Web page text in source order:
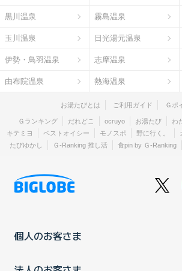
黒川温泉 霧島温泉
玉川温泉 日光湯元温泉
伊勢・鳥羽温泉 志摩温泉
由布院温泉 熱海温泉
お湯たびとは ご利用ガイド Ｇポ
Ｇランキング だれどこ ocruyo お湯たび
わ
キテミヨ
ベストオイシー モノスポ 野に行く。
たびゆかし
Ｇ-Ranking 推し活 食pin by Ｇ-Ranking
個人のお客さま